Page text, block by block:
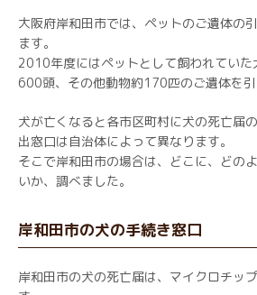
大阪府岸和田市では、ペットのご遺体の
ます。
2010年度にはペットとして飼われてい
600頭、その他動物約170匹のご遺体を引
犬が亡くなると各市区町村に犬の死亡届
出窓口は自治体によって異なります。
そこで岸和田市の場合は、どこに、どの
いか、調べました。
岸和田市の犬の手続き窓口
岸和田市の犬の死亡届は、マイクロチッ